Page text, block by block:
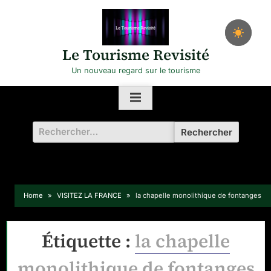
Le Tourisme Revisité
Un nouveau regard sur le tourisme
Rechercher :
Home VISITEZ LA FRANCE la chapelle monolithique de fontanges
Étiquette : la chapelle